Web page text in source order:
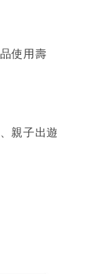
使用壽
親子出遊